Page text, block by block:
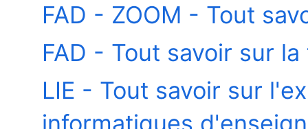
FAD - ZOOM - Tout
FAD - Tout savoir sur
LIE - Tout savoir sur
informatiques